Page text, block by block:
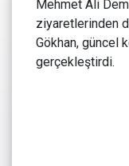
Mehmet Ali
ziyaretlerinden
Gökhan, güncel
gerçekleştirdi.